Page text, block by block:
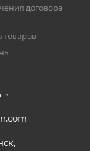
договора
товаров